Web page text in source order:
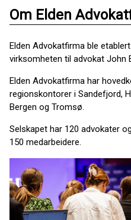
Om Elden
Elden Advokatfirma ble
virksomheten til advokat John
Elden Advokatfirma har
regionskontorer i Sandefjord,
Bergen og Tromsø.
Selskapet har 120 advokater
150 medarbeidere.